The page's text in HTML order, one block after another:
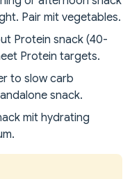
Pair mit vegetables.
Protein snack (40-
Protein targets.
to slow carb
snack.
mit hydrating